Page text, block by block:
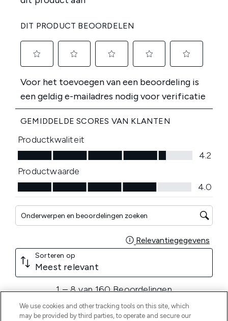
We use cookies and other tracking tools on this site, which
may be provided by third parties, to operate and secure our